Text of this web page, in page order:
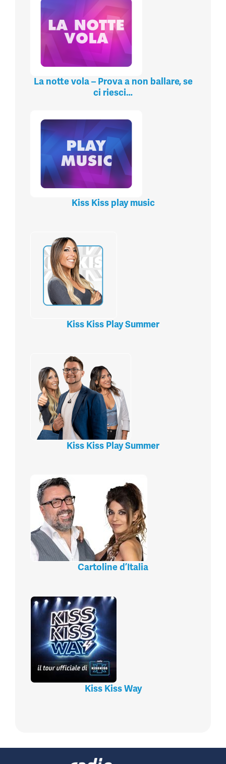
La notte vola – Prova a non ballare, se
ci riesci…
Kiss Kiss play music
Kiss Kiss Play Summer
Kiss Kiss Play Summer
Cartoline d’Italia
Kiss Kiss Way